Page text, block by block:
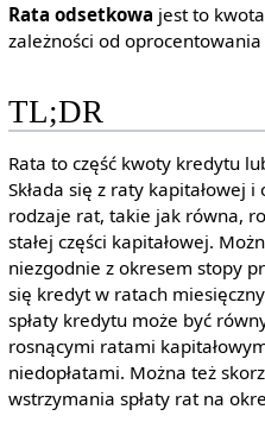
Rata odsetkowa jest to
zależności od
TL;DR
Rata to część kwoty kredytu
Składa się z raty kapitałowej
rodzaje rat, takie jak równa,
stałej części kapitałowej.
niezgodnie z okresem stopy
się kredyt w ratach
spłaty kredytu może być
rosnącymi ratami
niedopłatami. Można też
wstrzymania spłaty rat na